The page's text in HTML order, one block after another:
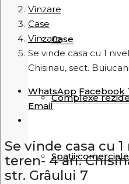
Case
Complexe
Spații comerciale
Vînzare
Case
Vînzare
Se vinde casa cu 1
Chisinau, sect.
WhatsApp Facebook
Email
Se vinde casa cu
teren- 4 ari.
str. Grâului 7